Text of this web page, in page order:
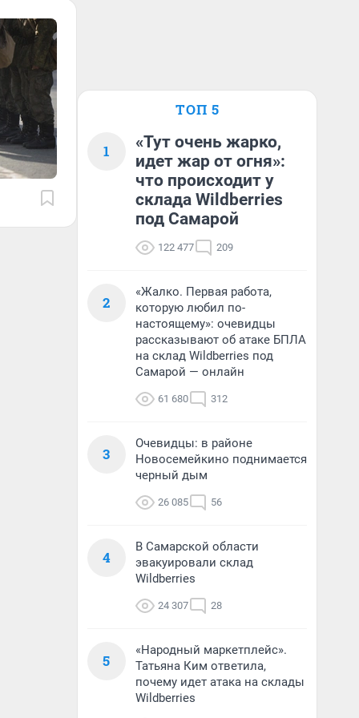
ТОП 5
1
«Тут очень жарко,
идет жар от огня»:
что происходит у
склада Wildberries
под Самарой
122 477 209
2
«Жалко. Первая работа,
которую любил по-
настоящему»: очевидцы
рассказывают об атаке БПЛА
на склад Wildberries под
Самарой — онлайн
61 680 312
3
Очевидцы: в районе
Новосемейкино поднимается
черный дым
26 085 56
4
В Самарской области
эвакуировали склад
Wildberries
24 307 28
5
«Народный маркетплейс».
Татьяна Ким ответила,
почему идет атака на склады
Wildberries